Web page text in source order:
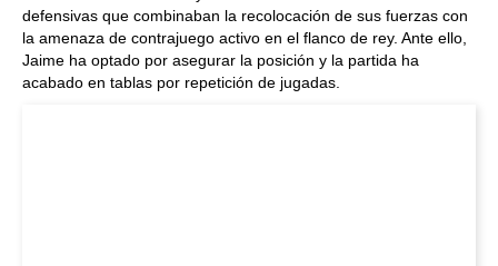
defensivas que combinaban la recolocación de sus fuerzas con
la amenaza de contrajuego activo en el flanco de rey. Ante ello,
Jaime ha optado por asegurar la posición y la partida ha
acabado en tablas por repetición de jugadas.